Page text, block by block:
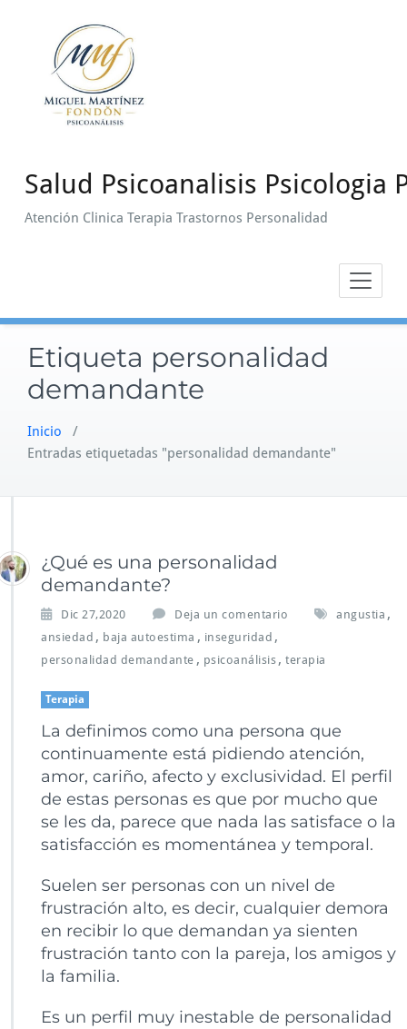
contenido
Salud Psicoanalisis Psicologia
Atención Clinica Terapia Trastornos Personalidad
Etiqueta personalidad
demandante
Inicio /
Entradas etiquetadas "personalidad demandante"
¿Qué es una personalidad
demandante?
Dic 27,2020 Deja un comentario angustia ,
ansiedad , baja autoestima , inseguridad ,
personalidad demandante , psicoanálisis , terapia
Terapia
La definimos como una persona que
continuamente está pidiendo atención,
amor, cariño, afecto y exclusividad. El perfil
de estas personas es que por mucho que
se les da, parece que nada las satisface o la
satisfacción es momentánea y temporal.
Suelen ser personas con un nivel de
frustración alto, es decir, cualquier demora
en recibir lo que demandan ya sienten
frustración tanto con la pareja, los amigos y
la familia.
Es un perfil muy inestable de personalidad